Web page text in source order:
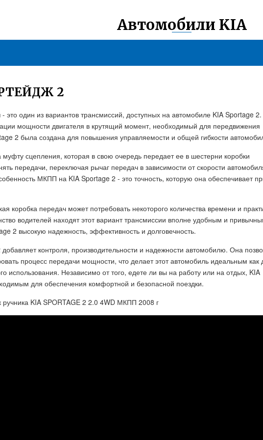
Автомобили KIA
2
это один из вариантов трансмиссий, доступных на автомобиле KIA Sportage
мощности двигателя в крутящий момент, необходимый для передвижения
2 была создана для повышения управляемости и общей гибкости
сцепления, которая в свою очередь передает ее в шестерни коробки
передачи, переключая рычаг передач в зависимости от скорости
МКПП на KIA Sportage 2 - это точность, которую она обеспечивает
коробка передач может потребовать некоторого количества времени и
водителей находят этот вариант трансмиссии вполне удобным и
2 высокую надежность, эффективность и долговечность.
контроля, производительности и надежности автомобилю. Она
процесс передачи мощности, что делает этот автомобиль идеальным как
использования. Независимо от того, едете ли вы на работу или на отдых, KIA
для обеспечения комфортной и безопасной поездки.
ручника KIA SPORTAGE 2 2.0 4WD МКПП 2008 г